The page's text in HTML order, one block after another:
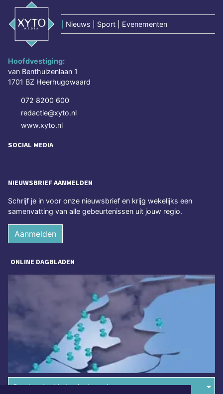
Nieuws | Sport | Evenementen
Hoofdvestiging:
van Benthuizenlaan 1
1701 BZ Heerhugowaard
072 8200 600
redactie@xyto.nl
www.xyto.nl
SOCIAL MEDIA
NIEUWSBRIEF AANMELDEN
Schrijf je in voor onze nieuwsbrief en krijg wekelijks een
samenvatting van alle gebeurtenissen uit jouw regio.
Aanmelden
ONLINE DAGBLADEN
Overige dagbladen in de regio